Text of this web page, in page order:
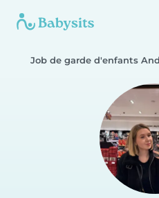
Job de garde d'enfants